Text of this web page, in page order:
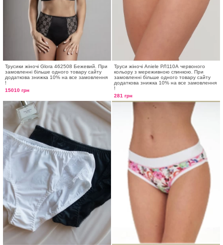
Трусики жіночі Glora 462508 Бежевий. При
замовленні більше одного товару сайту
додаткова знижка 10% на все замовлення
!
15010 грн
Труси жіночі Aniele РЛ110А червоного
кольору з мереживною спинкою. При
замовленні більше одного товару сайту
додаткова знижка 10% на все замовлення
!
281 грн